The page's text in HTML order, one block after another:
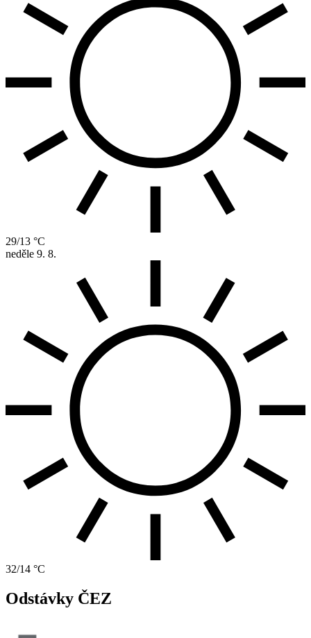
29/13 °C
neděle 9. 8.
32/14 °C
Odstávky ČEZ